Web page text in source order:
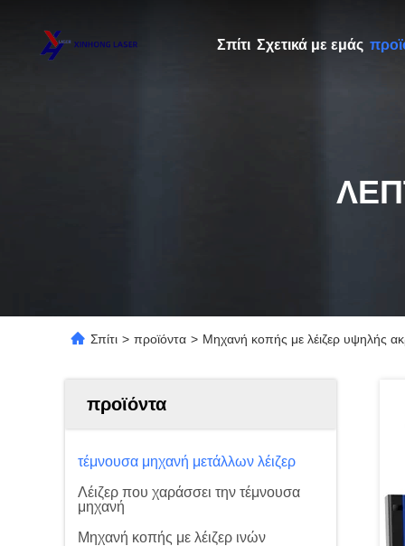
Σπίτι Σχετικά με εμάς
Σπίτι > προϊόντα > Μηχανή κοπής με λέιζερ υψηλής
προϊόντα
τέμνουσα μηχανή μετάλλων λέιζερ
Λέιζερ που χαράσσει την τέμνουσα
μηχανή
Μηχανή κοπής με λέιζερ ινών